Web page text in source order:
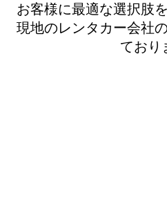
お客様に最適な選択肢
現地のレンタカー会社
ており